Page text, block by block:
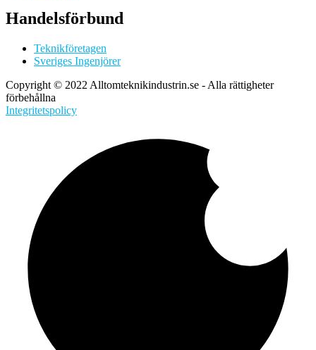
Handelsförbund
Teknikföretagen
Sveriges Ingenjörer
Copyright © 2022 Alltomteknikindustrin.se - Alla rättigheter
förbehållna
Integritetspolicy